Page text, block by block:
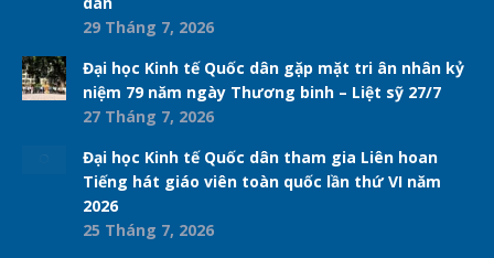
29 Tháng 7, 2026
Đại học Kinh tế Quốc dân gặp mặt tri ân nhân kỷ
niệm 79 năm ngày Thương binh – Liệt sỹ 27/7
27 Tháng 7, 2026
Đại học Kinh tế Quốc dân tham gia Liên hoan
Tiếng hát giáo viên toàn quốc lần thứ VI năm
2026
25 Tháng 7, 2026